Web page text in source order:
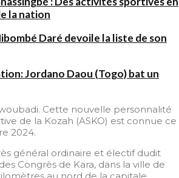
la nation
Daré devoile la liste de son
Jordano Daou (Togo) bat un
Cette nouvelle personnalité
de la Kozah (ASKO) est connue ce
2024.
général ordinaire et électif dudit
Congrès de Kara, dans la ville de